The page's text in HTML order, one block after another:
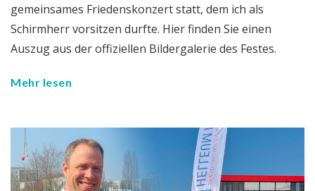
gemeinsames Friedenskonzert statt, dem ich als
Schirmherr vorsitzen durfte. Hier finden Sie einen
Auszug aus der offiziellen Bildergalerie des Festes.
Mehr lesen